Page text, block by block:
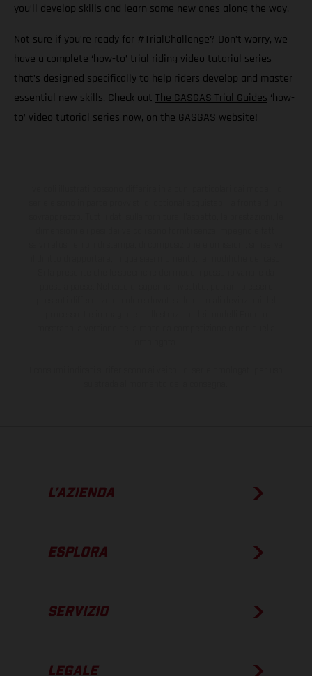
you’ll develop skills and learn some new ones along the way.
Not sure if you’re ready for #TrialChallenge? Don’t worry, we
have a complete ‘how-to’ trial riding video tutorial series
that’s designed specifically to help riders develop and master
essential new skills. Check out The GASGAS Trial Guides ‘how-
to’ video tutorial series now, on the GASGAS website!
L’AZIENDA
ESPLORA
SERVIZIO
LEGALE